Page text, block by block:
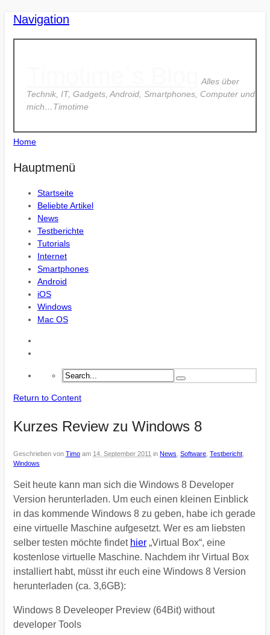
Navigation
Alles über
Technik, IT, Gadgets, Android, Smartphones, Computer und
mich…Timotime
Home
Hauptmenü
Startseite
Beliebte Artikel
News
Testberichte
Tutorials
Internet
Smartphones
Android
iOS
Windows
Mac OS
Return to Content
Kurzes Review zu Windows 8
Geschrieben von Timo am 14. September 2011 in News Software Testbericht
Windows
Seit heute kann man sich die Windows 8 Developer
Version herunterladen. Um euch einen kleinen Einblick
in das kommende Windows 8 zu geben, habe ich gerade
eine virtuelle Maschine aufgesetzt. Wer es am liebsten
selber testen möchte findet hier „Virtual Box“, eine
kostenlose virtuelle Maschine. Nachdem ihr Virtual Box
installiert habt, müsst ihr euch eine Windows 8 Version
herunterladen (ca. 3,6GB):
Windows 8 Develeoper Preview (64Bit) without
developer Tools